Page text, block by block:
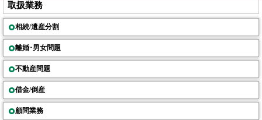
取扱業務
相続/遺産分割
離婚･男女問題
不動産問題
借金/倒産
顧問業務